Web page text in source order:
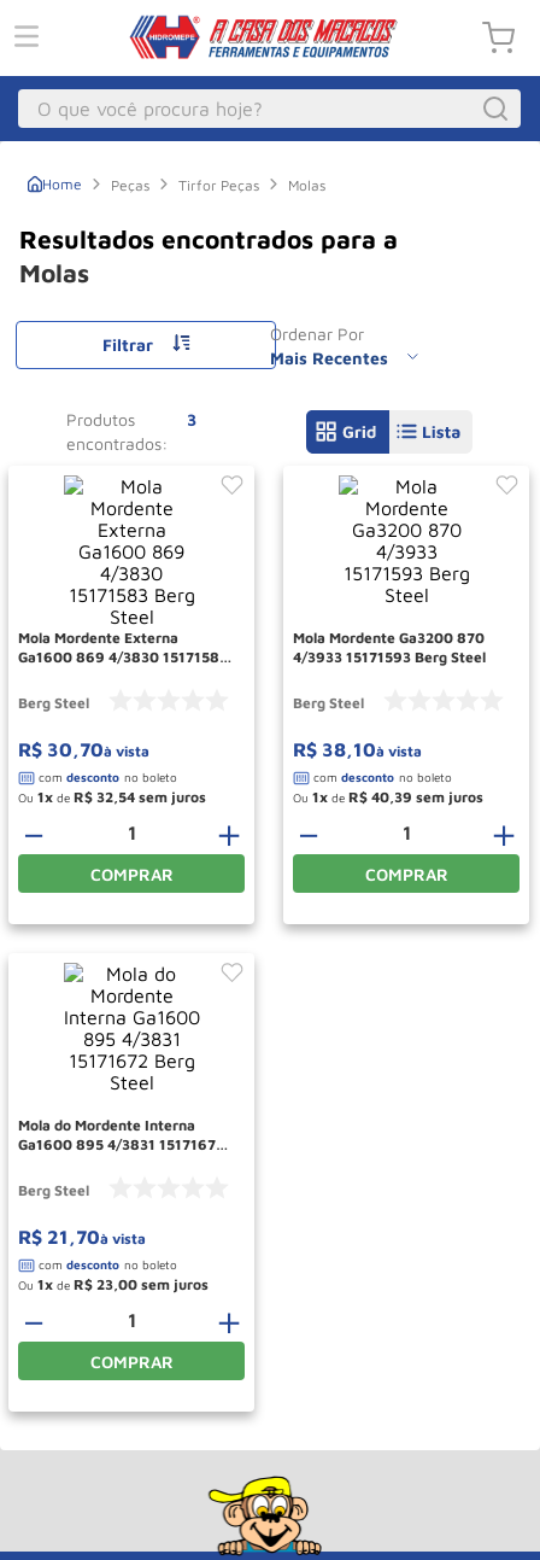
O que você procura hoje?
Peças Tirfor Peças Molas
Molas
Ordenar Por
Mais Recentes
Filtrar
3
Produtos
Mola Mordente Externa
Ga1600 869 4/3830 15171583
Berg Steel
R$ 30,70à vista
Ou 1 de R$ 32,54
＋
－
COMPRAR
Mola Mordente Ga3200 870
4/3933 15171593 Berg Steel
Berg Steel
R$ 38,10à vista
Ou 1 de R$ 40,39
＋
－
COMPRAR
Mola do Mordente Interna
Ga1600 895 4/3831 15171672
Berg Steel
R$ 21 ,70à vista
Ou 1 de R$ 23 00
＋
－
COMPRAR
1 º Macacos
Macaco Jacare
Macaco
Rodizio
Talha
Roda